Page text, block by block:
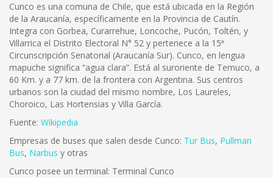
Cunco es una comuna de Chile, que está ubicada en la Región
de la Araucanía, específicamente en la Provincia de Cautín.
Integra con Gorbea, Curarrehue, Loncoche, Pucón, Toltén, y
Villarrica el Distrito Electoral N° 52 y pertenece a la 15ª
Circunscripción Senatorial (Araucanía Sur). Cunco, en lengua
mapuche significa “agua clara”. Está al suroriente de Temuco, a
60 Km. y a 77 km. de la frontera con Argentina. Sus centros
urbanos son la ciudad del mismo nombre, Los Laureles,
Choroico, Las Hortensias y Villa García.
Fuente: Wikipedia
Empresas de buses que salen desde Cunco: Tur Bus, Pullman
Bus, Narbus y otras
Cunco posee un terminal: Terminal Cunco